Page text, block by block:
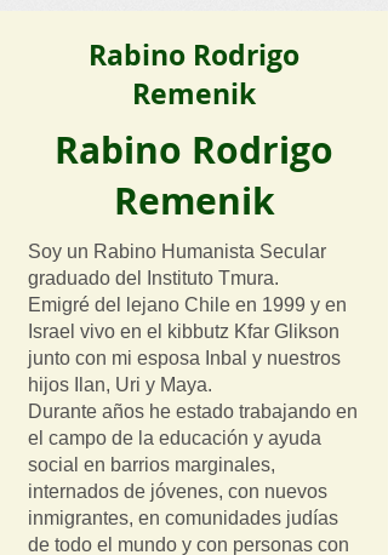
Rabino Rodrigo
Remenik
Rabino Rodrigo
Remenik
Soy un Rabino Humanista Secular
graduado del Instituto Tmura.
Emigré del lejano Chile en 1999 y en
Israel vivo en el kibbutz Kfar Glikson
junto con mi esposa Inbal y nuestros
hijos Ilan, Uri y Maya.
Durante años he estado trabajando en
el campo de la educación y ayuda
social en barrios marginales,
internados de jóvenes, con nuevos
inmigrantes, en comunidades judías
de todo el mundo y con personas con